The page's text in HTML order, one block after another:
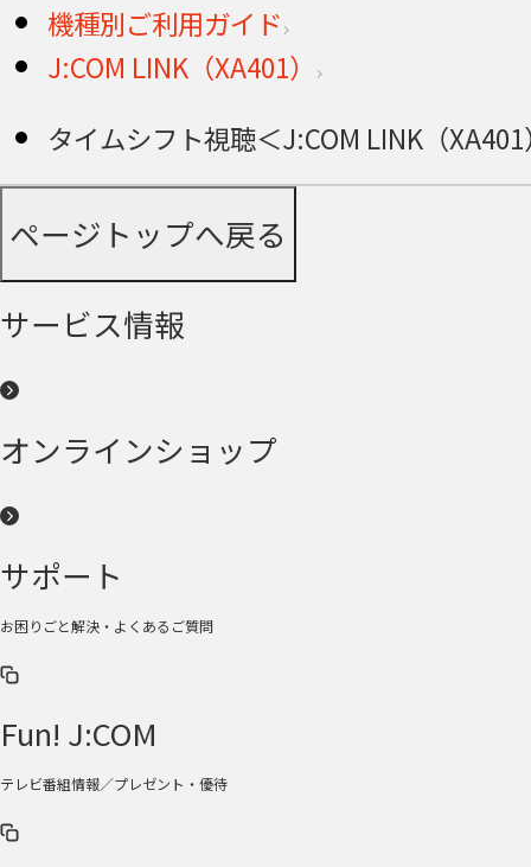
機種別ご利用ガイド
J:COM LINK（XA401）
タイムシフト視聴＜J:COM LINK（
ページトップへ戻る
サービス情報
オンラインショップ
サポート
お困りごと解決・よくあるご質問
Fun! J:COM
テレビ番組情報／プレゼント・優待